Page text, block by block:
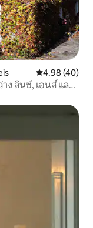
คะแนนเฉลี่ย
4.98 (40)
ง ลินซ์, เอนส์ และ